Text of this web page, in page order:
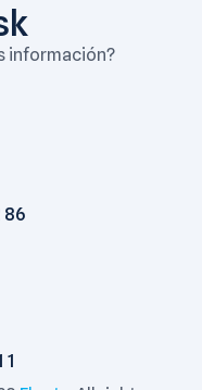
información?
86